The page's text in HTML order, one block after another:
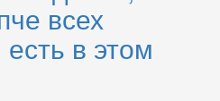
всех
в этом